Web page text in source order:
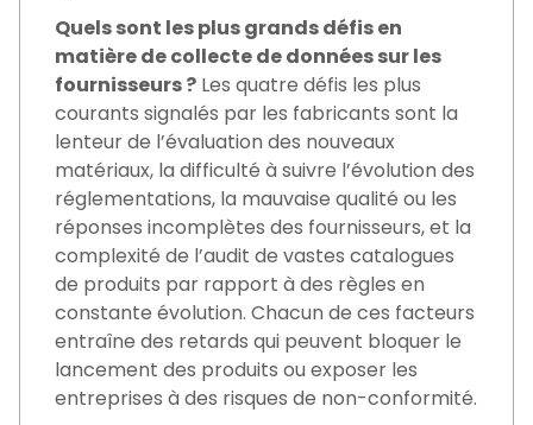
Quels sont les plus grands défis en
matière de collecte de données sur les
fournisseurs ? Les quatre défis les plus
courants signalés par les fabricants sont la
lenteur de l’évaluation des nouveaux
matériaux, la difficulté à suivre l’évolution des
réglementations, la mauvaise qualité ou les
réponses incomplètes des fournisseurs, et la
complexité de l’audit de vastes catalogues
de produits par rapport à des règles en
constante évolution. Chacun de ces facteurs
entraîne des retards qui peuvent bloquer le
lancement des produits ou exposer les
entreprises à des risques de non-conformité.